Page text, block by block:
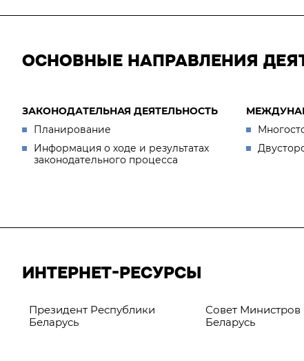
ОСНОВНЫЕ НАПРАВЛЕНИЯ
ЗАКОНОДАТЕЛЬНАЯ ДЕЯТЕЛЬНОСТЬ
Планирование
Информация о ходе и результатах
законодательного процесса
ИНТЕРНЕТ-РЕСУРСЫ
Президент Республики
Беларусь
Совет Министров
Беларусь